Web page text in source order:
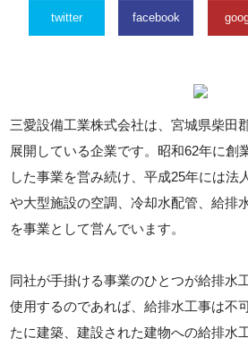
twitter facebook
三愛設備工業株式会社は、宮城県柴田
展開している企業です。昭和62年に創
した事業を営み続け、平成25年には法
や大型施設の空調、冷却水配管、給排
を事業として営んでいます。
同社が手掛ける事業のひとつが給排水
使用するのであれば、給排水工事は不
たに建築、建設された建物への給排水